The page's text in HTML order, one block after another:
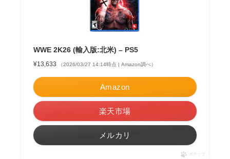
WWE 2K26 (輸入版:北米) – PS5
¥13,633 （2026/03/27 14:14時点 | Amazon調べ）
Amazon
楽天市場
メルカリ
ポチップ